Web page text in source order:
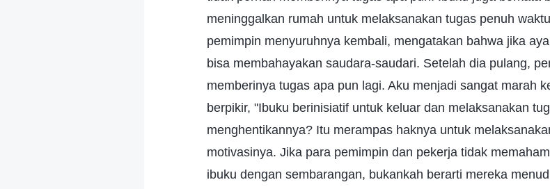
meninggalkan rumah untuk melaksanakan tugas penuh
pemimpin menyuruhnya kembali, mengatakan bahwa jika
bisa membahayakan saudara-saudari. Setelah dia pulang,
memberinya tugas apa pun lagi. Aku menjadi sangat marah
berpikir, "Ibuku berinisiatif untuk keluar dan melaksanakan
menghentikannya? Itu merampas haknya untuk
motivasinya. Jika para pemimpin dan pekerja tidak
ibuku dengan sembarangan, bukankah berarti mereka